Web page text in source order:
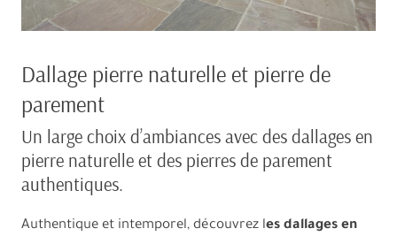
Dallage pierre naturelle et pierre de
parement
Un large choix d’ambiances avec des dallages en
pierre naturelle et des pierres de parement
authentiques.
Authentique et intemporel, découvrez les dallages en